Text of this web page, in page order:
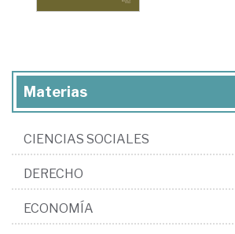
Materias
CIENCIAS SOCIALES
DERECHO
ECONOMÍA